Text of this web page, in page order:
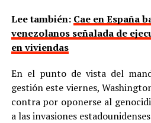
Lee también: Cae en España
venezolanos señalada de
en viviendas
En el punto de vista del
gestión este viernes,
contra por oponerse al
a las invasiones